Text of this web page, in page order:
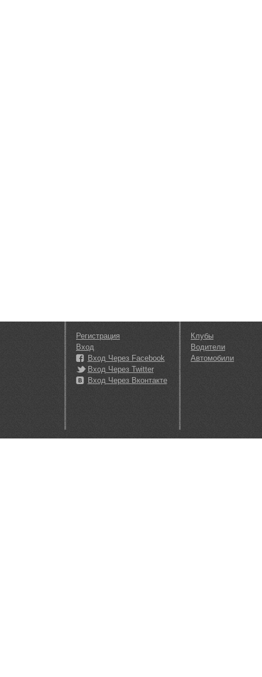
Регистрация
Вход
Вход Через Facebook
Вход Через Twitter
Вход Через Вконтакте
Клубы
Водители
Автомобили